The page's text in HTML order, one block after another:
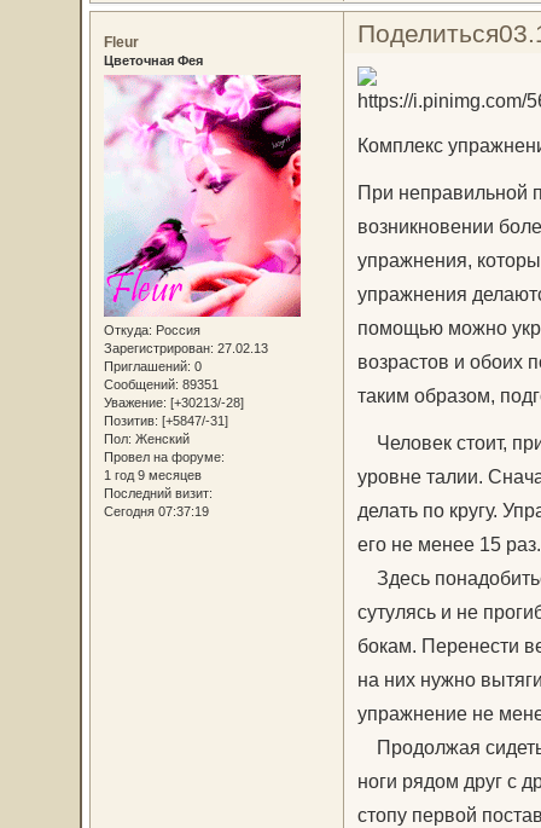
Поделиться
Fleur
Цветочная Фея
Откуда: Россия
Зарегистрирован: 27.02.13
Приглашений: 0
Сообщений: 89351
Уважение: [+30213/-28]
Позитив: [+5847/-31]
Пол: Женский
Провел на форуме:
1 год 9 месяцев
Последний визит:
Сегодня 07:37:19
Комплекс
При неправильной
возникновении
упражнения,
упражнения
помощью можно
возрастов и обоих
таким образом,
Человек стоит,
уровне талии.
делать по кругу.
его не менее 15 раз.
Здесь
сутулясь и не
бокам. Перенести
на них нужно
упражнение не
Продолжая сидеть
ноги рядом друг с
стопу первой